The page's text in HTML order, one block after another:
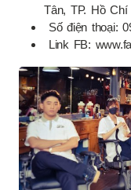
Tân, TP. Hồ Chí
Số điện thoại:
Link FB: